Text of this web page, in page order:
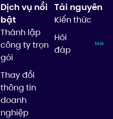
Dịch vụ nổi
bật
Thành lập
công ty trọn
gói
Thay đổi
thông tin
doanh
nghiệp
Tài nguyên
Kiến thức
Hỏi
đáp
Mới